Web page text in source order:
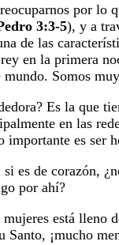
por lo
3:3-5), y a
de las
en la primera
mundo. Somos
Es la que
en las
es ser
es de corazón,
por ahí?
está lleno
¡mucho